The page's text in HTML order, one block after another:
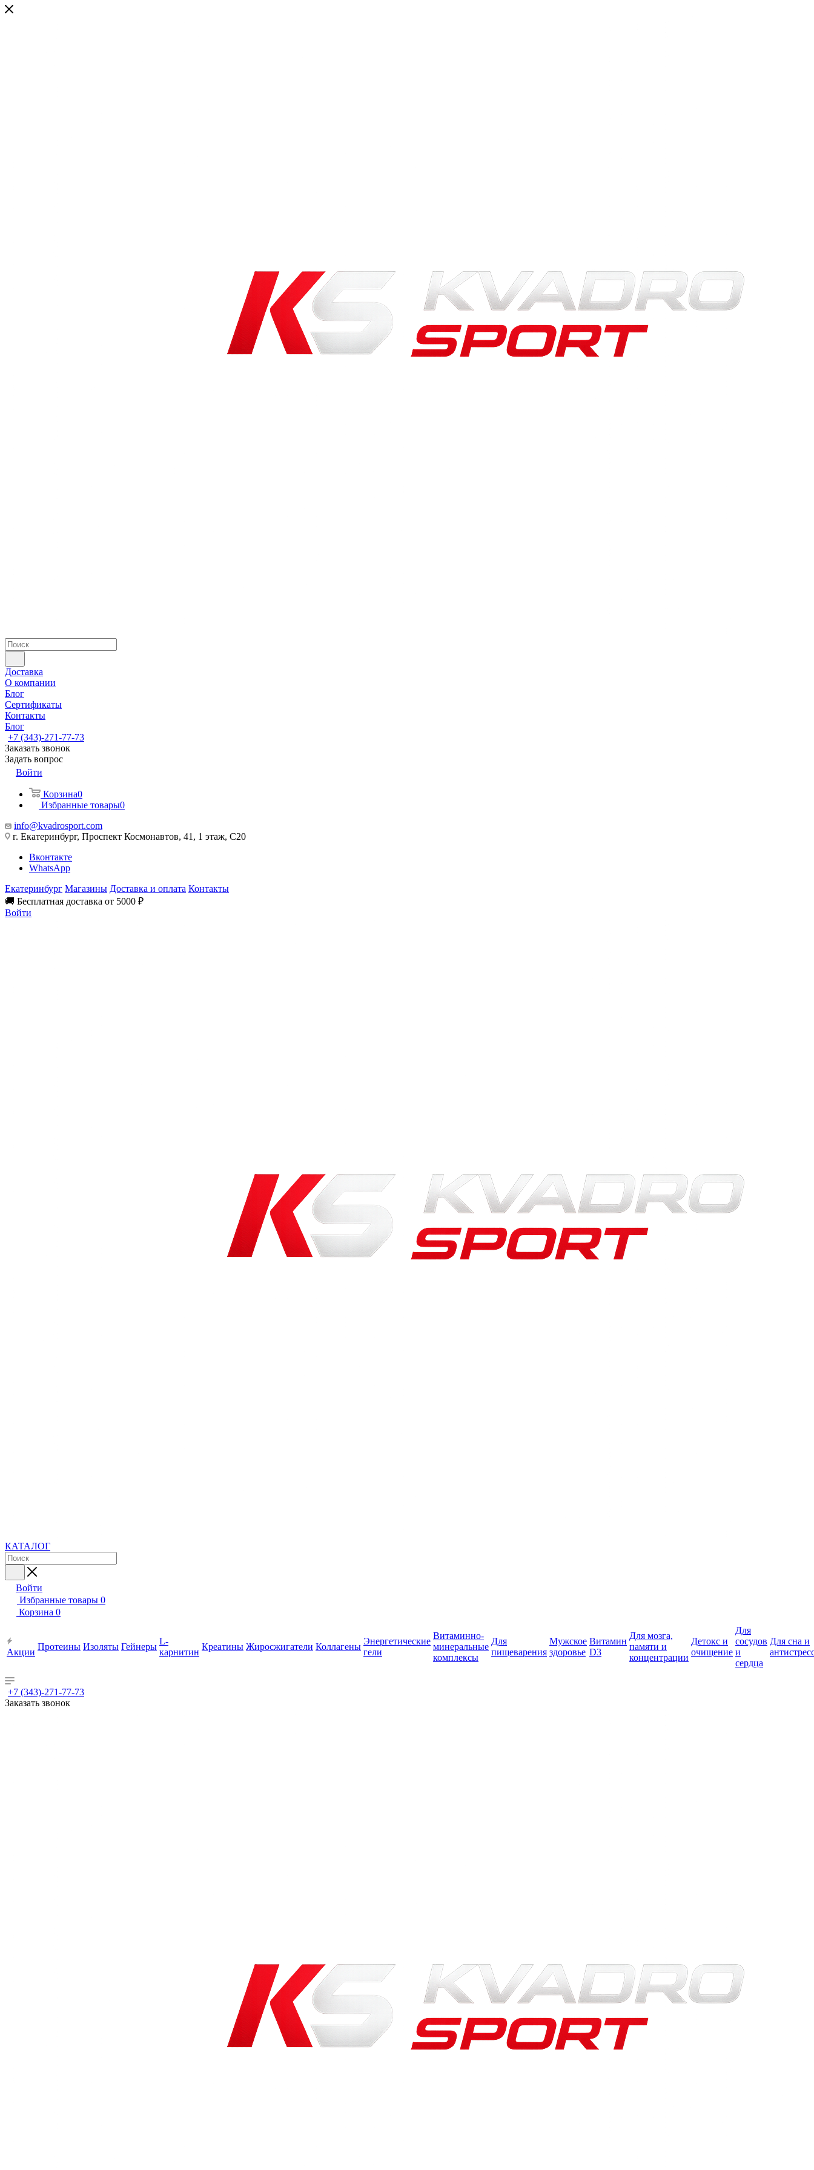
Доставка
О компании
Блог
Сертификаты
Контакты
Блог
+7 (343)-271-77-73
Заказать звонок
Задать вопрос
Войти
Корзина0
Избранные товары0
info@kvadrosport.com
г. Екатеринбург, Проспект Космонавтов, 41, 1 этаж, С20
Вконтакте
WhatsApp
Екатеринбург Магазины Доставка и оплата Контакты
🚚 Бесплатная доставка от 5000 ₽
Войти
КАТАЛОГ
Войти
Избранные товары 0
Корзина 0
Акции
Протеины Изоляты Гейнеры
L-
карнитин
Креатины Жиросжигатели Коллагены
Энергетические
гели
Витаминно-
минеральные
комплексы
Для
пищеварения
Мужское
здоровье
Витамин
D3
Для мозга,
памяти и
концентрации
Детокс и
очищение
Для
сосудов
и
сердца
Для сна и
+7 (343)-271-77-73
Заказать звонок